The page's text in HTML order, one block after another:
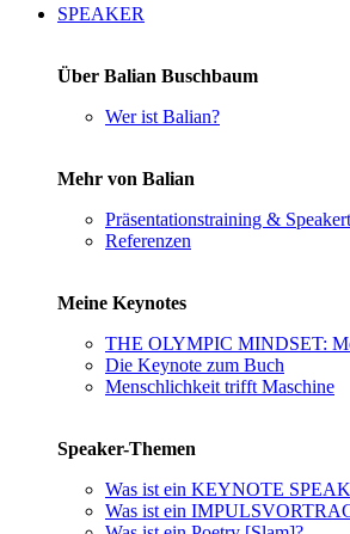
SPEAKER
Über Balian Buschbaum
Wer ist Balian?
Mehr von Balian
Präsentationstraining &
Referenzen
Meine Keynotes
THE OLYMPIC MINDSET:
Die Keynote zum Buch
Menschlichkeit trifft Maschine
Speaker-Themen
Was ist ein KEYNOTE
Was ist ein